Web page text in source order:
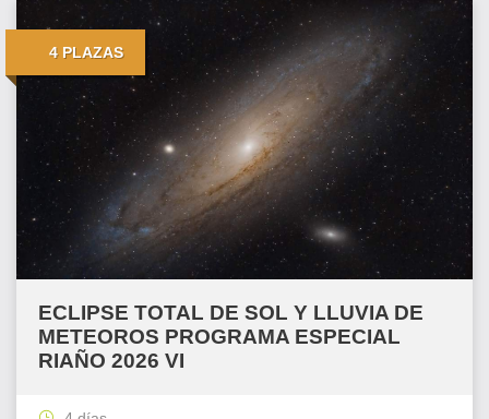
4 PLAZAS
ECLIPSE TOTAL DE SOL Y LLUVIA DE
METEOROS PROGRAMA ESPECIAL
RIAÑO 2026 VI